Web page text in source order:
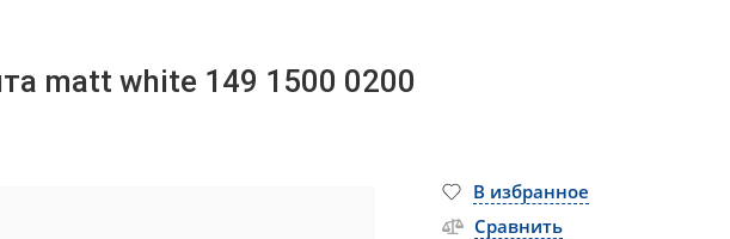
matt white 149 1500 0200
В избранное
Сравнить